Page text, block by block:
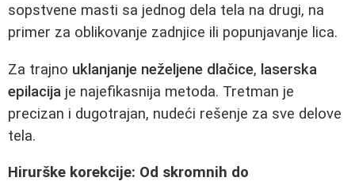
sopstvene masti sa jednog dela tela na drugi, na
primer za oblikovanje zadnjice ili popunjavanje lica.
Za trajno uklanjanje neželjene dlačice, laserska
epilacija je najefikasnija metoda. Tretman je
precizan i dugotrajan, nudeći rešenje za sve delove
tela.
Hirurške korekcije: Od skromnih do